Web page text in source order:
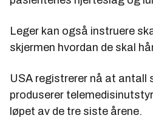
Leger kan også instruere
skjermen hvordan de skal
USA registrerer nå at antall
produserer
løpet av de tre siste årene.